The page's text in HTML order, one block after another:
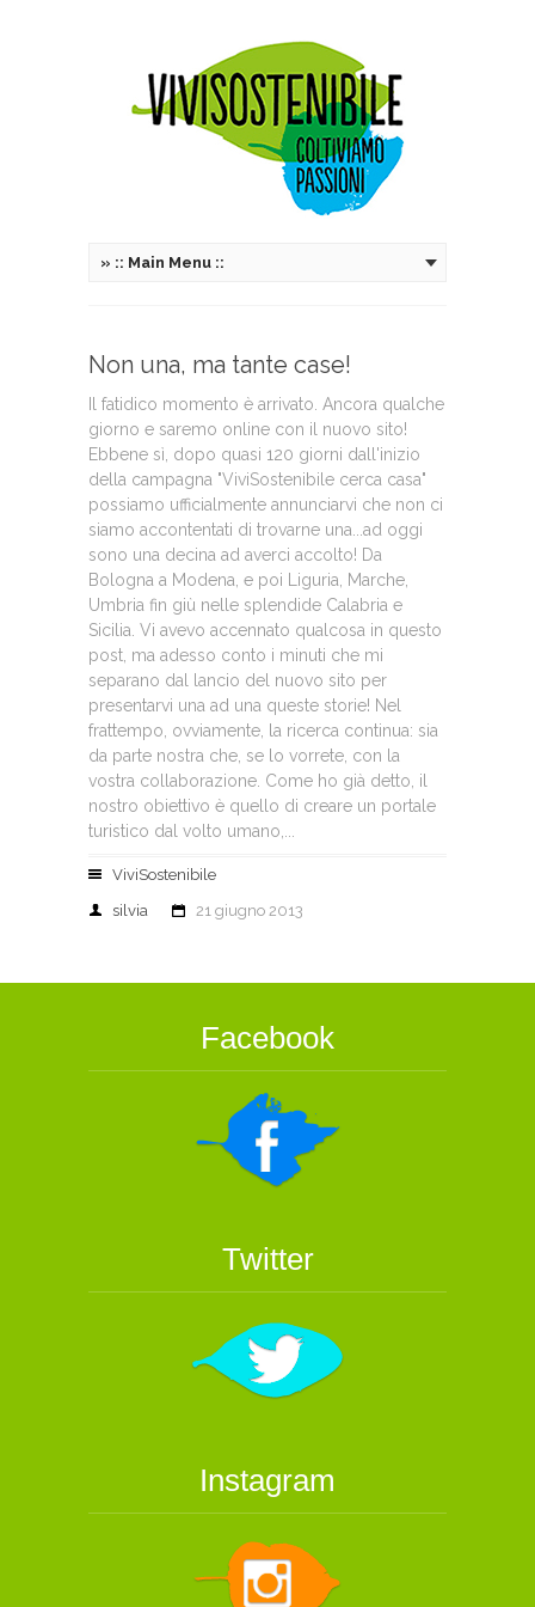
» :: Main Menu ::
Non una, ma tante case!
Il fatidico momento è arrivato. Ancora qualche
giorno e saremo online con il nuovo sito!
Ebbene sì, dopo quasi 120 giorni dall'inizio
della campagna "ViviSostenibile cerca casa"
possiamo ufficialmente annunciarvi che non ci
siamo accontentati di trovarne una...ad oggi
sono una decina ad averci accolto! Da
Bologna a Modena, e poi Liguria, Marche,
Umbria fin giù nelle splendide Calabria e
Sicilia. Vi avevo accennato qualcosa in questo
post, ma adesso conto i minuti che mi
separano dal lancio del nuovo sito per
presentarvi una ad una queste storie! Nel
frattempo, ovviamente, la ricerca continua: sia
da parte nostra che, se lo vorrete, con la
vostra collaborazione. Come ho già detto, il
nostro obiettivo è quello di creare un portale
turistico dal volto umano,...
ViviSostenibile
silvia
21 giugno 2013
Facebook
Twitter
Instagram